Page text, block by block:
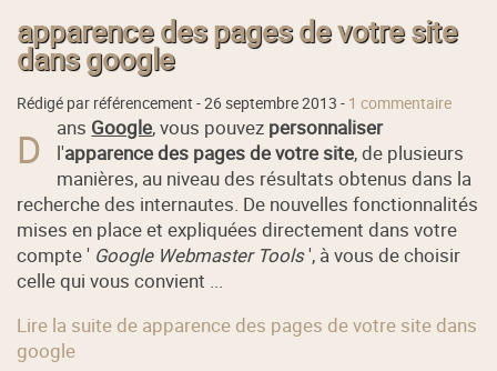
apparence des pages de votre site
dans google
Rédigé par référencement -26 septembre 2013 - 1 commentaire
D ans Google, vous pouvez personnaliser
l'apparence des pages de votre site, de plusieurs
manières, au niveau des résultats obtenus dans la
recherche des internautes. De nouvelles fonctionnalités
mises en place et expliquées directement dans votre
compte ' Google Webmaster Tools', à vous de choisir
celle qui vous convient ...
Lire la suite de apparence des pages de votre site dans
google